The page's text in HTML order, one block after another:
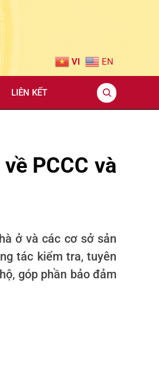
VI EN
LIÊN KẾT
PCCC và
ở và các cơ sở sản
tác kiểm tra, tuyên
góp phần bảo đảm